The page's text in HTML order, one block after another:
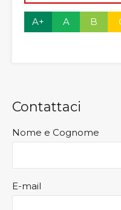
A+ A B
Contattaci
Nome e Cognome
E-mail